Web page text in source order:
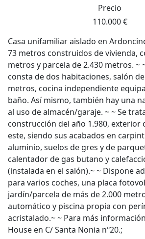
Precio
110.000 €
Casa unifamiliar aislado en
73 metros construidos de vivienda,
metros y parcela de 2.430 metros. ~
consta de dos habitaciones, salón
metros, cocina independiente
baño. Así mismo, también hay una
al uso de almacén/garaje. ~ ~ Se
construcción del año 1.980, exterior
este, siendo sus acabados en
aluminio, suelos de gres y de
calentador de gas butano y
(instalada en el salón).~ ~ Dispone
para varios coches, una placa
jardín/parcela de más de 2.000
automático y piscina propia con
acristalado.~ ~ Para más
House en C/ Santa Nonia nº20.;